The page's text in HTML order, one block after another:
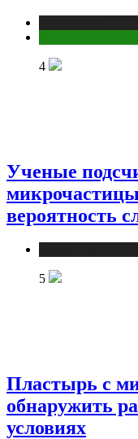
4
Ученые
вероятность
5
Пластырь с
обнаружить
условиях